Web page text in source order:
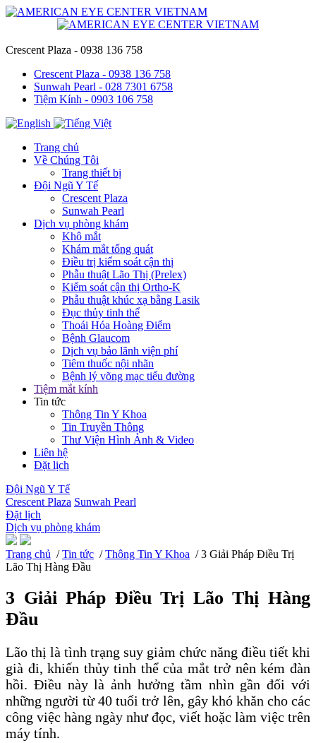
Crescent Plaza - 0938 136 758
Crescent Plaza - 0938 136 758
Sunwah Pearl - 028 7301 6758
Tiệm Kính - 0903 106 758
Trang chủ
Về Chúng Tôi
Trang thiết bị
Đội Ngũ Y Tế
Crescent Plaza
Sunwah Pearl
Dịch vụ phòng khám
Khô mắt
Khám mắt tổng quát
Điều trị kiểm soát cận thị
Phẫu thuật Lão Thị (Prelex)
Kiểm soát cận thị Ortho-K
Phẫu thuật khúc xạ bằng Lasik
Đục thủy tinh thể
Thoái Hóa Hoàng Điểm
Bệnh Glaucom
Dịch vụ bảo lãnh viện phí
Tiêm thuốc nội nhãn
Bệnh lý võng mạc tiểu đường
Tiệm mắt kính
Tin tức
Thông Tin Y Khoa
Tin Truyền Thông
Thư Viện Hình Ảnh & Video
Liên hệ
Đặt lịch
Đội Ngũ Y Tế
Crescent Plaza Sunwah Pearl
Đặt lịch
Dịch vụ phòng khám
Trang chủ /Tin tức /Thông Tin Y Khoa / 3 Giải Pháp Điều Trị
Lão Thị Hàng Đầu
3 Giải Pháp Điều Trị Lão Thị Hàng
Đầu
Lão thị là tình trạng suy giảm chức năng điều tiết khi
già đi, khiến thủy tinh thể của mắt trở nên kém đàn
hồi. Điều này là ảnh hưởng tầm nhìn gần đối với
những người từ 40 tuổi trở lên, gây khó khăn cho các
công việc hàng ngày như đọc, viết hoặc làm việc trên
máy tính.